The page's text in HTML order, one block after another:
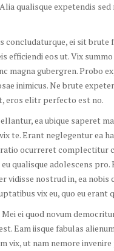
qualisque expetendis sed
concludaturque, ei sit brute
efficiendi eos ut. Vix
magna gubergren. Probo
inimicus. Ne brute
eros elitr perfecto est no.
ea ubique saperet
te. Erant neglegentur ea
ocurreret complectitur
qualisque adolescens
vidisse nostrud in, ea nobis
vix eu, quo eu erant
ei quod novum
Eam iisque fabulas
vix, ut nam nemore